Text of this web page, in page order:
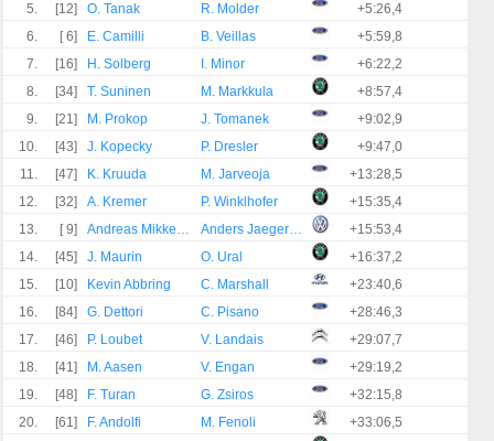
5.
[12] O. Tanak R. Molder
+5:26,4
6.
[ 6] E. Camilli B. Veillas
+5:59,8
7.
[16] H. Solberg I. Minor
+6:22,2
8.
[34] T. Suninen M. Markkula
+8:57,4
9.
[21] M. Prokop J. Tomanek
+9:02,9
10.
[43] J. Kopecky P. Dresler
+9:47,0
11.
[47] K. Kruuda M. Jarveoja
+13:28,5
12.
[32] A. Kremer P. Winklhofer
+15:35,4
13.
[ 9] Andreas Mikkelsen Anders Jaeger Synnevag
+15:53,4
14.
[45] J. Maurin O. Ural
+16:37,2
15.
[10] Kevin Abbring C. Marshall
+23:40,6
16.
[84] G. Dettori C. Pisano
+28:46,3
17.
[46] P. Loubet V. Landais
+29:07,7
18.
[41] M. Aasen V. Engan
+29:19,2
19.
[48] F. Turan G. Zsiros
+32:15,8
20.
[61] F. Andolfi M. Fenoli
+33:06,5